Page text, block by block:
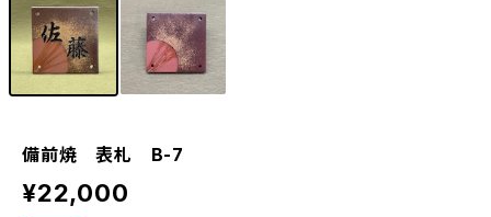
備前焼 表札 B-7
¥22,000